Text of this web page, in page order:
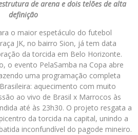
de arena e dois telões de alta
definição
o maior espetáculo do futebol
JK, no bairro Sion, já tem data
da torcida em Belo Horizonte.
o evento PelaSamba na Copa abre
uma programação completa
aquecimento com muito
ao vivo de Brasil x Marrocos às
até às 23h30. O projeto resgata a
da torcida na capital, unindo a
inconfundível do pagode mineiro.